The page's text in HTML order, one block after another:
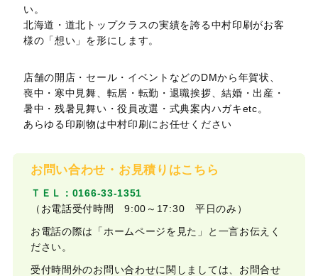
い。
北海道・道北トップクラスの実績を誇る中村印刷がお客
様の「想い」を形にします。
店舗の開店・セール・イベントなどのDMから年賀状、
喪中・寒中見舞、転居・転勤・退職挨拶、結婚・出産・
暑中・残暑見舞い・役員改選・式典案内ハガキetc。
あらゆる印刷物は中村印刷にお任せください
お問い合わせ・お見積りはこちら
ＴＥＬ：0166-33-1351
（お電話受付時間 9:00～17:30 平日のみ）
お電話の際は「ホームページを見た」と一言お伝えく
ださい。
受付時間外のお問い合わせに関しましては、お問合せ